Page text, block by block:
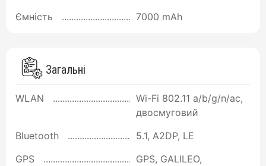
Ємність
7000 mAh
Загальні
WLAN
Wi-Fi 802.11 a/b/g/n/ac,
двосмуговий
Bluetooth
5.1, A2DP, LE
GPS
GPS, GALILEO,